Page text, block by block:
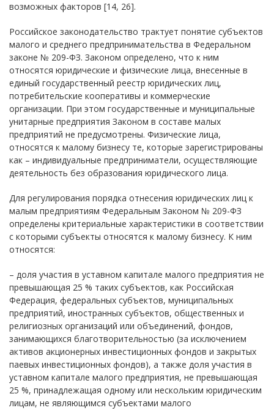
возможных факторов [14, 26].
Российское законодательство трактует понятие субъектов
малого и среднего предпринимательства в Федеральном
законе № 209-ФЗ. Законом определено, что к ним
относятся юридические и физические лица, внесенные в
единый государственный реестр юридических лиц,
потребительские кооперативы и коммерческие
организации. При этом государственные и муниципальные
унитарные предприятия Законом в составе малых
предприятий не предусмотрены. Физические лица,
относятся к малому бизнесу те, которые зарегистрированы
как – индивидуальные предприниматели, осуществляющие
деятельность без образования юридического лица.
Для регулирования порядка отнесения юридических лиц к
малым предприятиям Федеральным Законом № 209-ФЗ
определены критериальные характеристики в соответствии
с которыми субъекты относятся к малому бизнесу. К ним
относятся:
– доля участия в уставном капитале малого предприятия не
превышающая 25 % таких субъектов, как Российская
Федерация, федеральных субъектов, муниципальных
предприятий, иностранных субъектов, общественных и
религиозных организаций или объединений, фондов,
занимающихся благотворительностью (за исключением
активов акционерных инвестиционных фондов и закрытых
паевых инвестиционных фондов), а также доля участия в
уставном капитале малого предприятия, не превышающая
25 %, принадлежащая одному или нескольким юридическим
лицам, не являющимся субъектами малого